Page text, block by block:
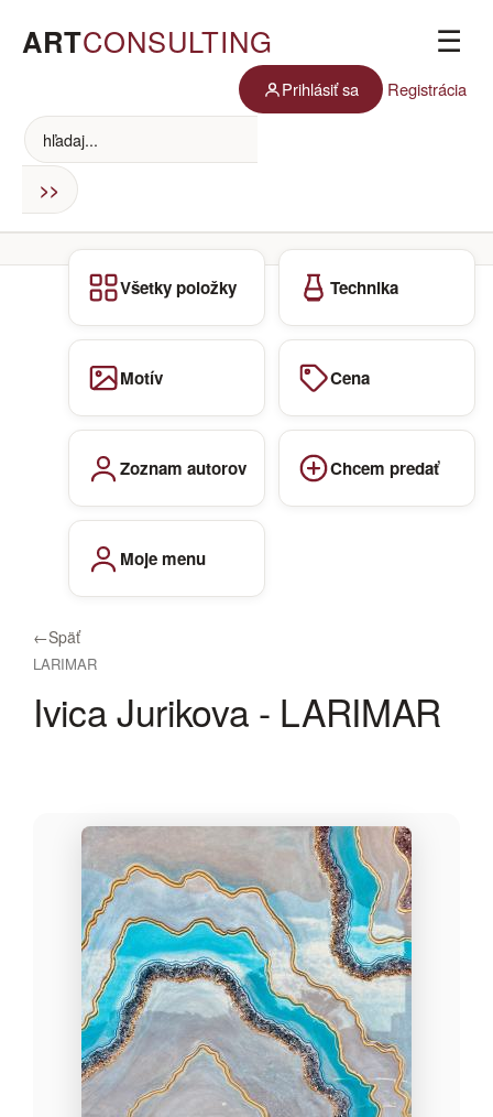
ARTCONSULTING ☰
Prihlásiť sa Registrácia
Všetky položky Technika
Motív Cena
Zoznam autorov Chcem predať
Moje menu
←Späť
LARIMAR
Ivica Jurikova - LARIMAR